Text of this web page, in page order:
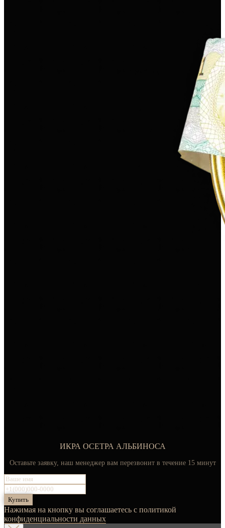
ИКРА ОСЕТРА АЛЬБИНОСА
Оставьте заявку, наш менеджер вам перезвонит в течение 15 минут
Купить
Нажимая на кнопку вы соглашаетесь с политикой
конфиденциальности данных